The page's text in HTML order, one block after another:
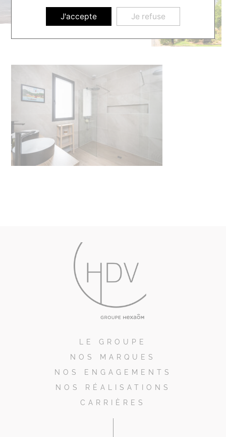
LE GROUPE
NOS MARQUES
NOS ENGAGEMENTS
NOS RÉALISATIONS
CARRIÈRES
J'accepte Je refuse